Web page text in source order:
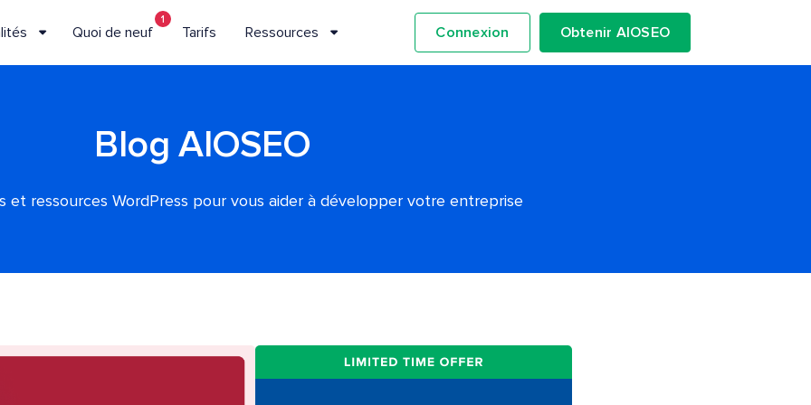
Quoi de neuf
1
Tarifs Ressources Connexion Obtenir AIOSEO
Blog AIOSEO
et ressources WordPress pour vous aider à développer votre entreprise